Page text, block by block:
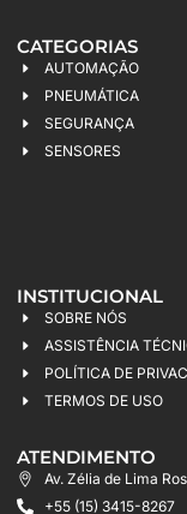
CATEGORIAS
AUTOMAÇÃO
PNEUMÁTICA
SEGURANÇA
SENSORES
INSTITUCIONAL
SOBRE NÓS
ASSISTÊNCIA
POLÍTICA DE
TERMOS DE USO
ATENDIMENTO
Av. Zélia de Lima
+55 (15) 3415-8267